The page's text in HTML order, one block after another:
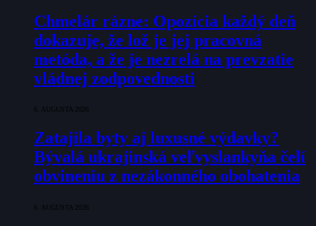
Chmelár rázne: Opozícia každý deň
dokazuje, že lož je jej pracovná
metóda, a že je nezrelá na prevzatie
vládnej zodpovednosti
6. AUGUSTA 2026
Zatajila byty aj luxusné výdavky?
Bývalá ukrajinská veľvyslankyňa čelí
obvineniu z nezákonného obohatenia
6. AUGUSTA 2026